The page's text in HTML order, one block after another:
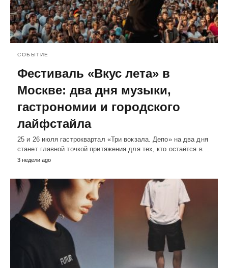
СОБЫТИЕ
Фестиваль «Вкус лета» в
Москве: два дня музыки,
гастрономии и городского
лайфстайла
25 и 26 июля гастроквартал «Три вокзала. Депо» на два дня
станет главной точкой притяжения для тех, кто остаётся в…
3 недели ago